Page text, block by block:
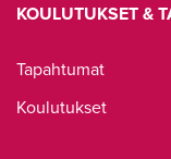
KOULUTUKSET &
Tapahtumat
Koulutukset